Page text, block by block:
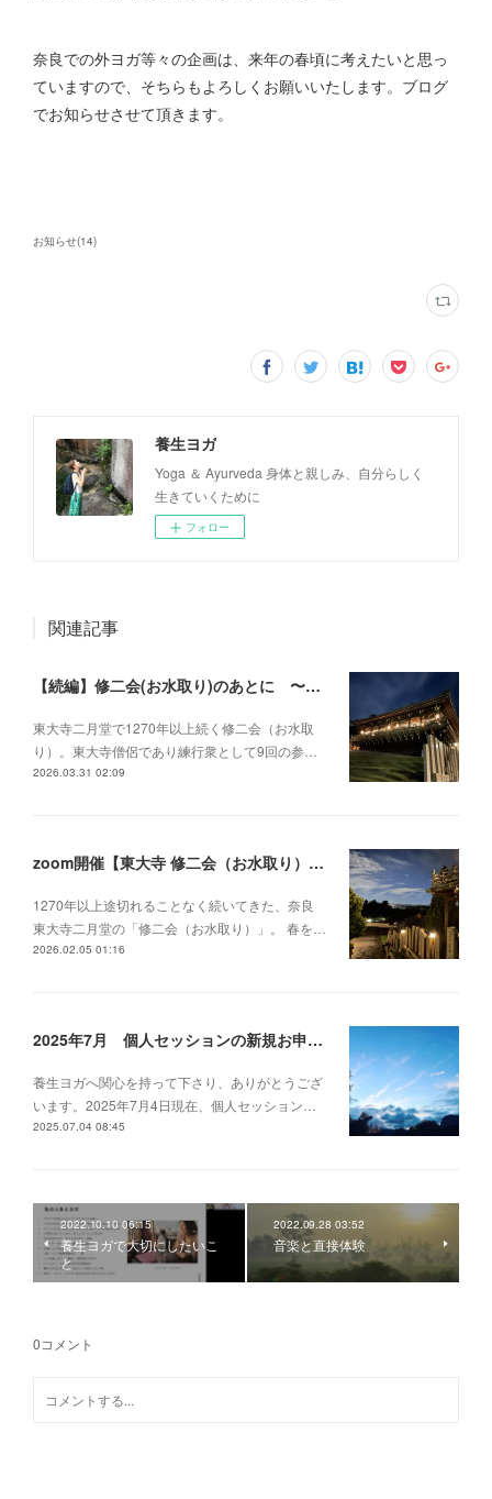
奈良での外ヨガ等々の企画は、来年の春頃に考えたいと思っ
ていますので、そちらもよろしくお願いいたします。ブログ
でお知らせさせて頂きます。
お知らせ(14)
養生ヨガ
Yoga ＆ Ayurveda 身体と親しみ、自分らしく
生きていくために
フォロー
関連記事
【続編】修二会(お水取り)のあとに 〜祈りに触れる夜〜 練行衆・清水公仁さんをお迎えして
東大寺二月堂で1270年以上続く修二会（お水取
り）。東大寺僧侶であり練行衆として9回の参…
2026.03.31 02:09
zoom開催【東大寺 修二会（お水取り）のお話会 〜祈りに触れる夜〜】
1270年以上途切れることなく続いてきた、奈良
東大寺二月堂の「修二会（お水取り）」。 春を…
2026.02.05 01:16
2025年7月 個人セッションの新規お申し込みについて
養生ヨガへ関心を持って下さり、ありがとうござ
います。2025年7月4日現在、個人セッション…
2025.07.04 08:45
2022.10.10 06:15
養生ヨガで大切にしたいこ
と
2022.09.28 03:52
音楽と直接体験
0コメント